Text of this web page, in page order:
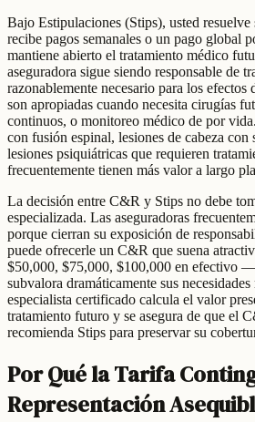
Bajo Estipulaciones (Stips), usted
recibe pagos semanales o un pago global
mantiene abierto el tratamiento médico
aseguradora sigue siendo responsable de
razonablemente necesario para los efectos
son apropiadas cuando necesita cirugías
continuos, o monitoreo médico de por
con fusión espinal, lesiones de cabeza con
lesiones psiquiátricas que requieren
frecuentemente tienen más valor a largo
La decisión entre C&R y Stips no debe
especializada. Las aseguradoras
porque cierran su exposición de
puede ofrecerle un C&R que suena
$50,000, $75,000, $100,000 en efectivo
subvalora dramáticamente sus
especialista certificado calcula el valor
tratamiento futuro y se asegura de que el
recomienda Stips para preservar su
Por Qué la Tarifa
Representación